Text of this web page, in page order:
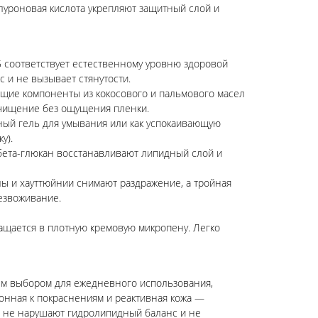
кислота укрепляют защитный слой и
естественному уровню здоровой
не вызывает стянутости.
компоненты из кокосового и пальмового масел
без ощущения пленки.
гель для умывания или как успокаивающую
глюкан восстанавливают липидный слой и
и хауттюйнии снимают раздражение, а тройная
в плотную кремовую микропену. Легко
выбором для ежедневного использования,
к покраснениям и реактивная кожа —
нарушают гидролипидный баланс и не